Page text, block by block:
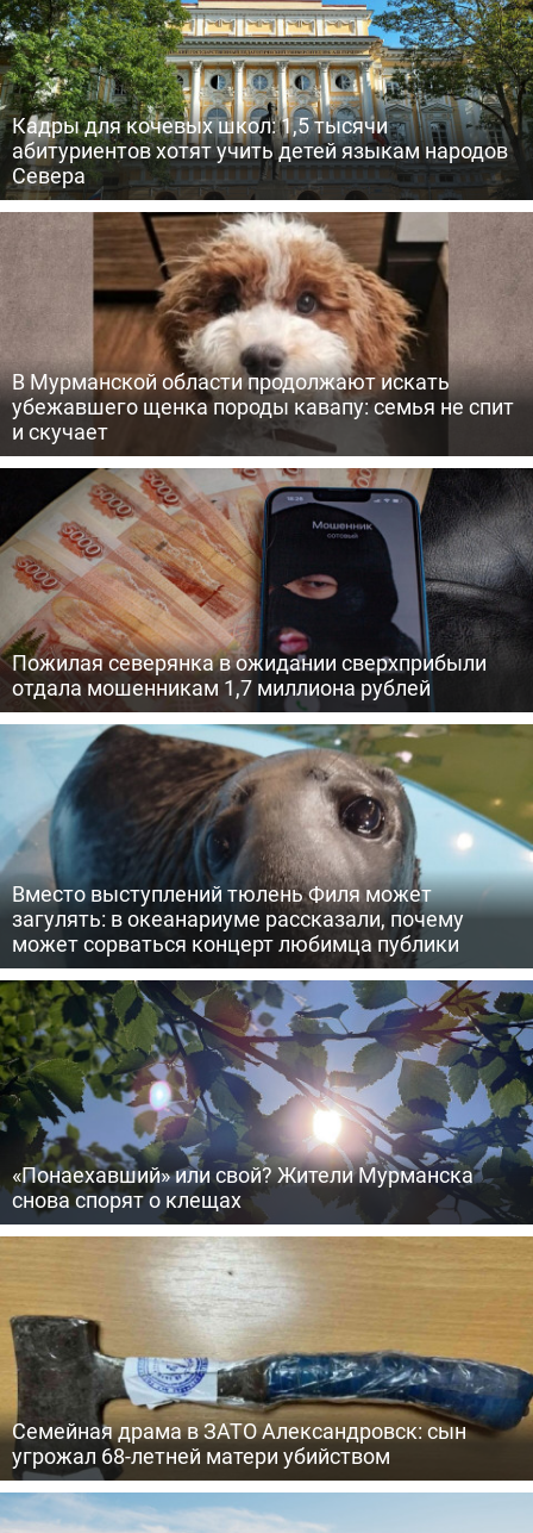
Кадры для кочевых школ: 1,5 тысячи
абитуриентов хотят учить детей языкам народов
Севера
В Мурманской области продолжают искать
убежавшего щенка породы кавапу: семья не спит
и скучает
Пожилая северянка в ожидании сверхприбыли
отдала мошенникам 1,7 миллиона рублей
Вместо выступлений тюлень Филя может
загулять: в океанариуме рассказали, почему
может сорваться концерт любимца публики
«Понаехавший» или свой? Жители Мурманска
снова спорят о клещах
Семейная драма в ЗАТО Александровск: сын
угрожал 68-летней матери убийством